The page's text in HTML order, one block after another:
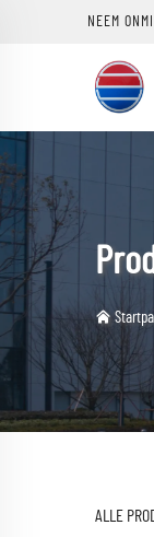
NEEM
ALLE